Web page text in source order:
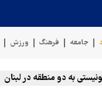
جامعه فرهنگ ورزش
به دو منطقه در لبنان